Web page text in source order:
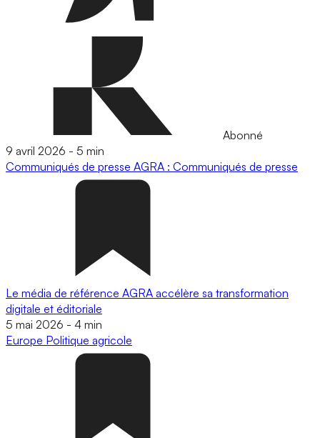
Abonné
9 avril 2026 - 5 min
Communiqués de presse AGRA : Communiqués de presse
Le média de référence AGRA accélère sa transformation
digitale et éditoriale
5 mai 2026 - 4 min
Europe Politique agricole